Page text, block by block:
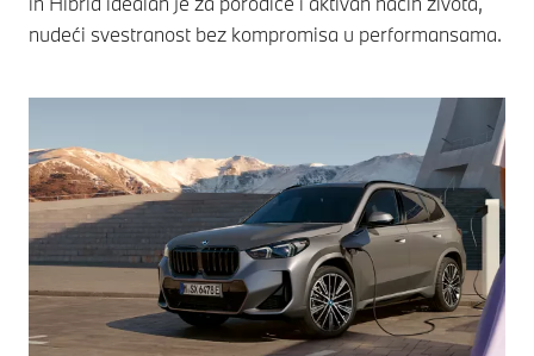
nudeći svestranost bez kompromisa u performansama.